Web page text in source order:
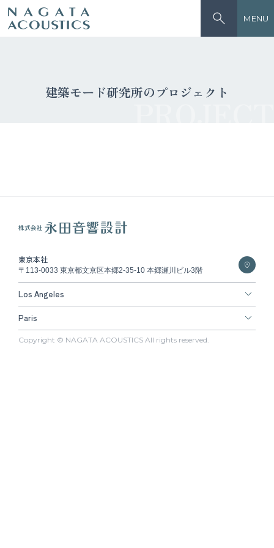
MENU
建築モード研究所のプロジェクト
PROJECT
東京本社
〒113-0033 東京都文京区本郷2-35-10 本郷瀬川ビル3階
Los Angeles
Paris
Copyright © NAGATA ACOUSTICS All rights reserved.